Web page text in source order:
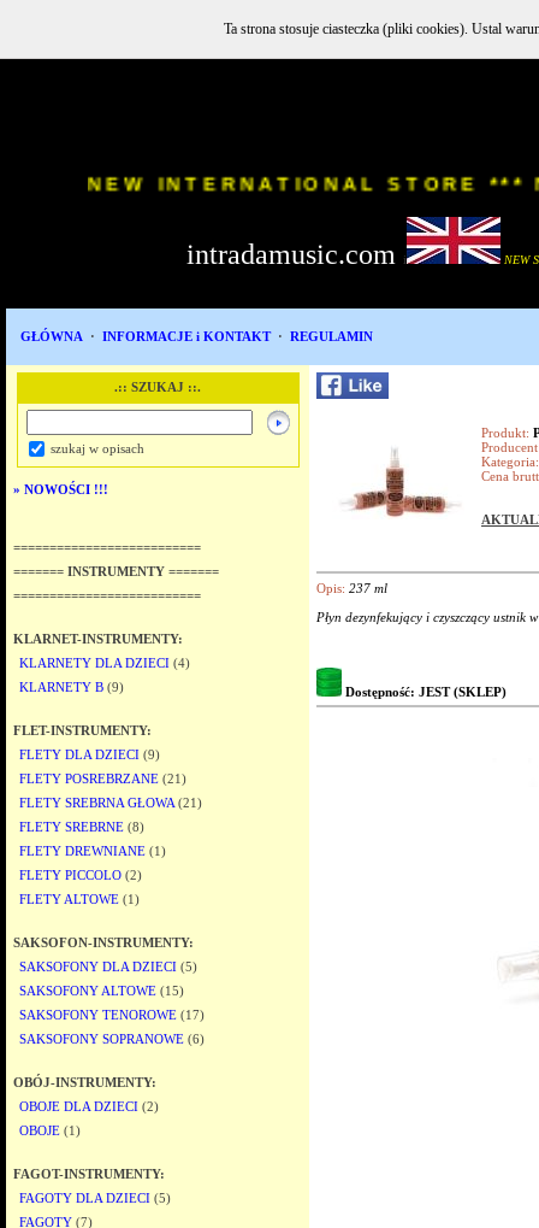
NEW INTERNATIONAL
intradamusic.com i NEW
GŁÓWNA · INFORMACJE i KONTAKT · REGULAMIN
.:: SZUKAJ ::.
szukaj w opisach
» NOWOŚCI !!!
==========================
======= INSTRUMENTY =======
==========================
KLARNET-INSTRUMENTY:
KLARNETY DLA DZIECI (4)
KLARNETY B (9)
FLET-INSTRUMENTY:
FLETY DLA DZIECI (9)
FLETY POSREBRZANE (21)
FLETY SREBRNA GŁOWA (21)
FLETY SREBRNE (8)
FLETY DREWNIANE (1)
FLETY PICCOLO (2)
FLETY ALTOWE (1)
SAKSOFON-INSTRUMENTY:
SAKSOFONY DLA DZIECI (5)
SAKSOFONY ALTOWE (15)
SAKSOFONY TENOROWE (17)
SAKSOFONY SOPRANOWE (6)
OBÓJ-INSTRUMENTY:
OBOJE DLA DZIECI (2)
OBOJE (1)
FAGOT-INSTRUMENTY:
FAGOTY DLA DZIECI (5)
FAGOTY (7)
Produkt:
Kategoria:
Cena
Opis: 237 ml
Płyn dezynfekujący i czyszczący
Dostępność: JEST (SKLEP)
Ta strona stosuje ciasteczka (pliki cookies). Ustal